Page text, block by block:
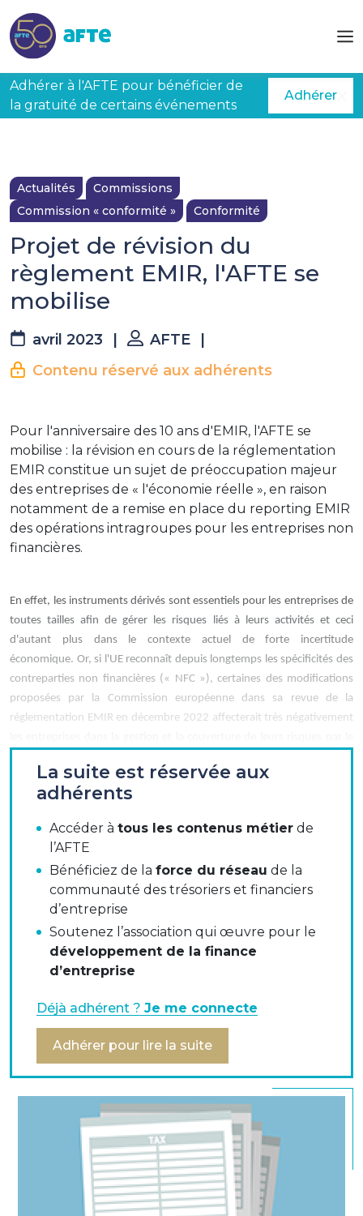
Adhérer à l'AFTE pour bénéficier de
la gratuité de certains événements
Adhérer
Actualités
Commissions
Commission « conformité »
Conformité
Projet de révision du
règlement EMIR, l'AFTE se
mobilise
avril 2023 AFTE
Contenu réservé aux adhérents
Pour l'anniversaire des 10 ans d'EMIR, l'AFTE se
mobilise : la révision en cours de la réglementation
EMIR constitue un sujet de préoccupation majeur
des entreprises de « l'économie réelle », en raison
notamment de a remise en place du reporting EMIR
des opérations intragroupes pour les entreprises non
financières.
En effet, les instruments dérivés sont essentiels pour les entreprises de
toutes tailles afin de gérer les risques liés à leurs activités et ceci
d'autant plus dans le contexte actuel de forte incertitude
économique. Or, si l'UE reconnaît depuis longtemps les spécificités des
contreparties non financières (« NFC »), certaines des modifications
proposées par la Commission européenne dans sa revue de la
réglementation EMIR en décembre 2022 affecterait très négativement
L'AFTE, en soutien au dialogue engagé par l'EACT avec les autorités
européennes, s'est adressée aux autorités de règlementation
actuelle d’une opération de couverture couvre bien les instruments
utilisés par les entreprises pour atténuer les risques associés à leurs
activités commerciales. Nous sommes donc défavorables à l’adoption
de toute autre définition.
En outre, le test pour satisfaire à l'« exemption de couverture » doit
continuer à reconnaître que les NFC se couvrent très largement à
travers une fonction de trésorerie centralisée. Nous sommes
préoccupés par la proposition de modification de l'article 10.3 (pour
qui pourrait en pratique empêcher les entreprises de l'UE de gérer leurs
couvertures au sein d’une trésorerie centrale.
Enfin, la suppression de l'exemption de déclaration intragroupe pour
les NFC représenterait un recul majeur et devrait absolument être
réexaminée. Une telle suppression alourdirait les charges pour les
entreprises, et tout particulièrement les PME et ETI, sans pour autant
La suite est réservée aux
adhérents
Accéder à tous les contenus métier de
l’AFTE
Bénéficiez de la force du réseau de la
communauté des trésoriers et financiers
d’entreprise
Soutenez l’association qui œuvre pour le
développement de la finance
d’entreprise
Déjà adhérent ? Je me connecte
Adhérer pour lire la suite